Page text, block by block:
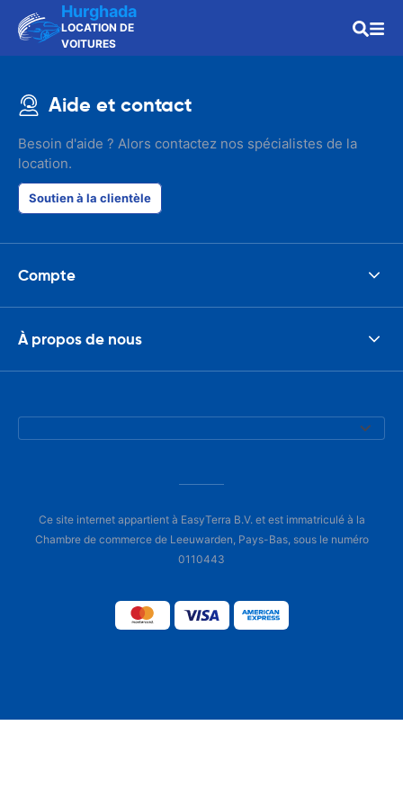
Hurghada
LOCATION DE
VOITURES
Aide et contact
Besoin d'aide ? Alors contactez nos spécialistes de la
location.
Soutien à la clientèle
Compte
À propos de nous
Ce site internet appartient à EasyTerra B.V. et est immatriculé à la
Chambre de commerce de Leeuwarden, Pays-Bas, sous le numéro
0110443